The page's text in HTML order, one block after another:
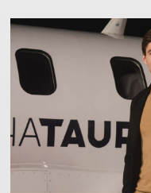
avond echter nog een
geschreven. Kendrick
Awards in ontvangst
show maar liefst 133,5
mensen die speciaal